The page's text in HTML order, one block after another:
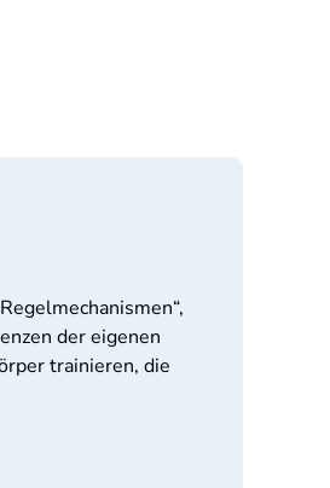
der eigenen
trainieren, die